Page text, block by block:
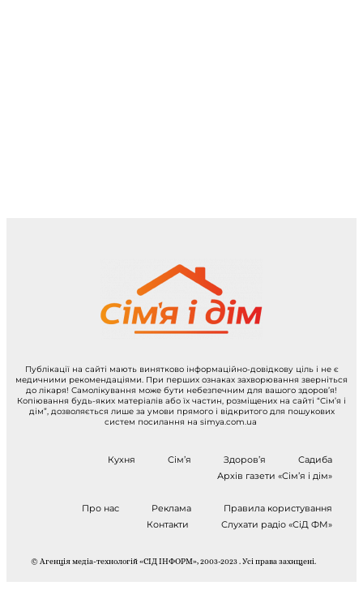
Публікації на сайті мають винятково інформаційно-довідкову ціль і не є
медичними рекомендаціями. При перших ознаках захворювання зверніться
до лікаря! Самолікування може бути небезпечним для вашого здоров’я!
Копіювання будь-яких матеріалів або їх частин, розміщених на сайті “Сім’я і
дім”, дозволяється лише за умови прямого і відкритого для пошукових
систем посилання на simya.com.ua
Кухня Сім’я Здоров’я
Садиба
Архів газети «Сім’я і дім»
Про нас Реклама
Правила користування
Контакти
Слухати радіо «СіД ФМ»
© Агенція медіа-технологій «СІД ІНФОРМ», 2003-2023 . Усі права захищені.